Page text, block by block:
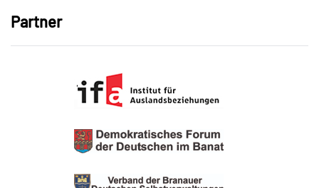
Partner